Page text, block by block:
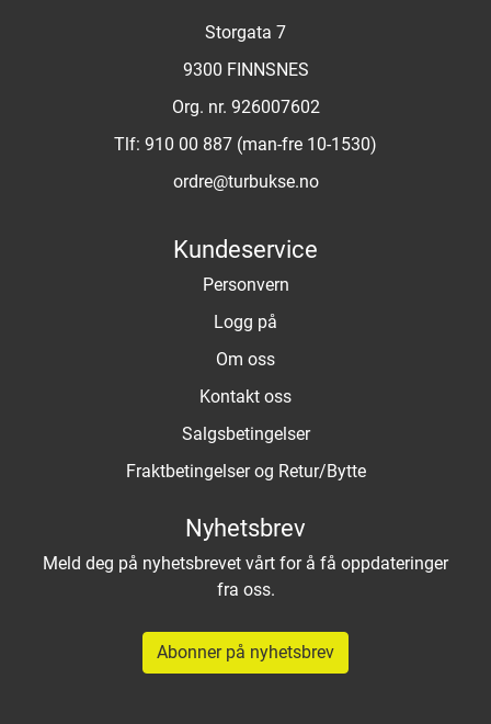
Storgata 7
9300 FINNSNES
Org. nr. 926007602
Tlf: 910 00 887 (man-fre 10-1530)
ordre@turbukse.no
Kundeservice
Personvern
Logg på
Om oss
Kontakt oss
Salgsbetingelser
Fraktbetingelser og Retur/Bytte
Nyhetsbrev
Meld deg på nyhetsbrevet vårt for å få oppdateringer
fra oss.
Abonner på nyhetsbrev